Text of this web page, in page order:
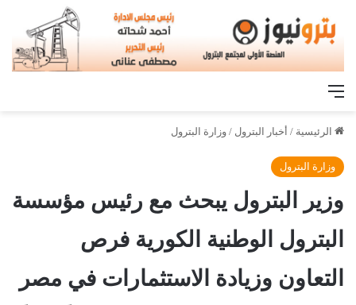
القائمة
الرئيسية / أخبار البترول / وزارة البترول
وزارة البترول
وزير البترول يبحث مع رئيس مؤسسة
البترول الوطنية الكورية فرص
التعاون وزيادة الاستثمارات في مصر